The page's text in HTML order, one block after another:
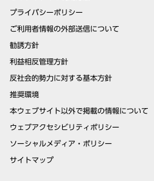
プライバシーポリシー
ご利用者情報の外部送信について
勧誘方針
利益相反管理方針
反社会的勢力に対する基本方針
推奨環境
本ウェブサイト以外で掲載の情報について
ウェブアクセシビリティポリシー
ソーシャルメディア・ポリシー
サイトマップ